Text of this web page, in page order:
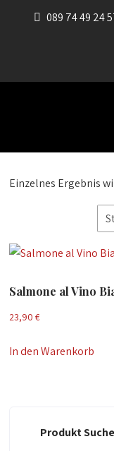
089 74 49 24
Einzelnes Ergebnis
Salmone al Vino
23,90€
In den Warenkorb
Produkt Suche